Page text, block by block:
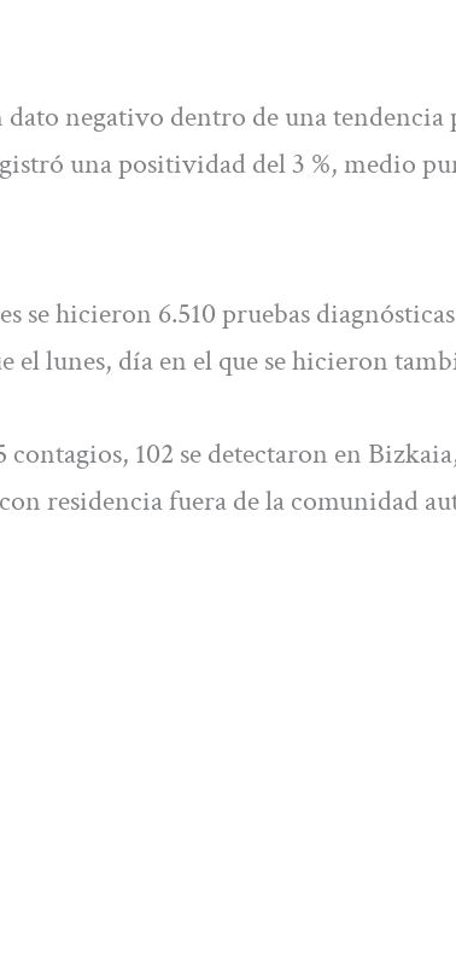
dato negativo dentro de una
una positividad del 3 %, medio
se hicieron 6.510 pruebas
el lunes, día en el que se hicieron
contagios, 102 se detectaron en
residencia fuera de la comunidad